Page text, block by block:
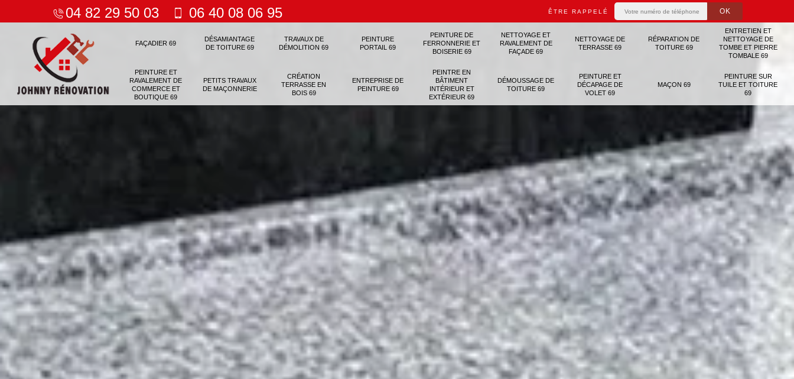
04 82 29 50 03 06 40 08 06 95 ÊTRE RAPPELÉ
FAÇADIER 69
DÉSAMIANTAGE
DE TOITURE 69
TRAVAUX DE
DÉMOLITION 69
PEINTURE
PORTAIL 69
PEINTURE DE
FERRONNERIE ET
BOISERIE 69
NETTOYAGE ET
RAVALEMENT DE
FAÇADE 69
NETTOYAGE DE
TERRASSE 69
RÉPARATION DE
TOITURE 69
ENTRETIEN ET
NETTOYAGE DE
TOMBE ET PIERRE
TOMBALE 69
PEINTURE ET
RAVALEMENT DE
COMMERCE ET
BOUTIQUE 69
PETITS TRAVAUX
DE MAÇONNERIE
CRÉATION
TERRASSE EN
BOIS 69
ENTREPRISE DE
PEINTURE 69
PEINTRE EN
BÂTIMENT
INTÉRIEUR ET
EXTÉRIEUR 69
DÉMOUSSAGE DE
TOITURE 69
PEINTURE ET
DÉCAPAGE DE
VOLET 69
MAÇON 69
PEINTURE SUR
TUILE ET TOITURE
69